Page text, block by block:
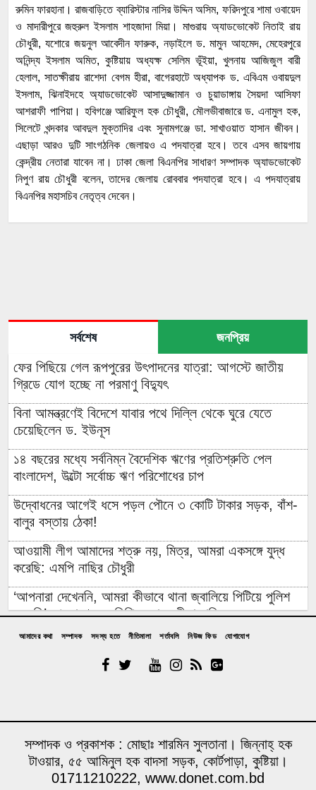
রুমিন ফারহানা। রাজবাড়িতে ব্যারিস্টার নাসির উদ্দিন অসিম, ফরিদপুরে শামা ওবায়েদ
ও মাদারীপুরে জহুরুল ইসলাম শাহজাদা মিয়া। মাগুরায় অ্যাডভোকেট নিতাই রায়
চৌধুরী, যশোরে জয়নুল আবেদীন ফারুক, নড়াইলে ড. মামুন আহমেদ, মেহেরপুরে
অনিন্দ্য ইসলাম অমিত, কুষ্টিয়ায় অধ্যক্ষ সেলিম ভূঁইয়া, খুলনায় আজিজুল বারী
হেলাল, সাতক্ষীরায় রাশেদা বেগম হীরা, বাগেরহাটে অধ্যাপক ড. এবিএম ওবায়দুল
ইসলাম, ঝিনাইদহে অ্যাডভোকেট আসাদুজ্জামান ও চুয়াডাঙ্গায় সৈয়দা আসিফা
আশরাফী পাপিয়া। হবিগঞ্জে আরিফুল হক চৌধুরী, মৌলভীবাজারে ড. এনামুল হক,
সিলেটে খন্দকার আবদুল মুক্তাদির এবং সুনামগঞ্জে ডা. সাখাওয়াত হাসান জীবন।
এছাড়া আরও দুটি সাংগঠনিক জেলায়ও এ পদযাত্রা হবে। তবে এসব জায়গায়
কেন্দ্রীয় নেতারা যাবেন না। ঢাকা জেলা বিএনপির সাধারণ সম্পাদক অ্যাডভোকেট
নিপুণ রায় চৌধুরী বলেন, তাদের জেলায় রোববার পদযাত্রা হবে। এ পদযাত্রায়
বিএনপির মহাসচিব নেতৃত্ব দেবেন।
সর্বশেষ জনপ্রিয়
ফের পিছিয়ে গেল রূপপুরের উৎপাদনের যাত্রা: আগস্টে জাতীয়
গ্রিডে যোগ হচ্ছে না পরমাণু বিদ্যুৎ
বিনা আমন্ত্রণেই বিদেশে যাবার পথে দিল্লি থেকে ঘুরে যেতে
চেয়েছিলেন ড. ইউনূস
১৪ বছরের মধ্যে সর্বনিম্ন বৈদেশিক ঋণের প্রতিশ্রুতি পেল
বাংলাদেশ, উল্টো সর্বোচ্চ ঋণ পরিশোধের চাপ
উদ্বোধনের আগেই ধসে পড়ল পৌনে ৩ কোটি টাকার সড়ক, বাঁশ-
বালুর বস্তায় ঠেকা!
আওয়ামী লীগ আমাদের শত্রু নয়, মিত্র, আমরা একসঙ্গে যুদ্ধ
করেছি: এমপি নাছির চৌধুরী
‘আপনারা দেখেননি, আমরা কীভাবে থানা জ্বালিয়ে পিটিয়ে পুলিশ
মেরেছি’: প্রকাশ্যে এনসিপি নেতার স্বীকারোক্তি
রিয়ালের সঙ্গে আরও ছয় বছরের চুক্তি বাড়ালেন ভিনিসিউস
প্রকল্প ব্যয় ১৬৫ কোটি থেকে ঠেকলো ৩২৬ কোটিতে, ২০০
ইআবা নেতা ফয়জুল করিম: ‘জুলাইতে রাজপথে ছিলাম আমরা,
নাশকতা সন্দেহ: বাসভবনে আগুন, পাকিস্তানি হাইকমিশনার সস্ত্রীক
আইসিইউতে
আমাদের কথা সম্পাদক সদস্য হতে নীতিমালা শর্তাবলি নিউজ ফিড যোগাযোগ
সম্পাদক ও প্রকাশক : মোছাঃ শারমিন সুলতানা। জিন্নাহ্ হক
টাওয়ার, ৫৫ আমিনুল হক বাদসা সড়ক, কোর্টপাড়া, কুষ্টিয়া।
01711210222, www.donet.com.bd